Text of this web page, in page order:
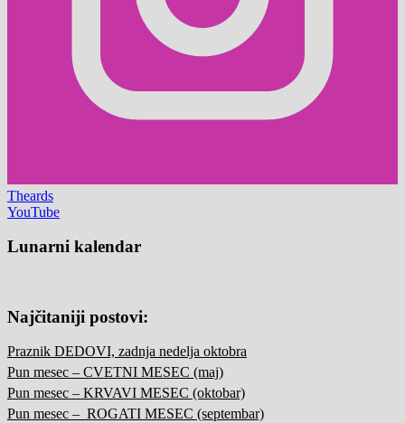
Theards
YouTube
Lunarni kalendar
Najčitaniji postovi:
Praznik DEDOVI, zadnja nedelja oktobra
Pun mesec – CVETNI MESEC (maj)
Pun mesec – KRVAVI MESEC (oktobar)
Pun mesec – ROGATI MESEC (septembar)